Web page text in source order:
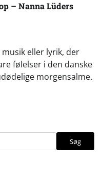
– Nanna Lüders
eller lyrik, der
følelser i den danske
morgensalme.
Søg